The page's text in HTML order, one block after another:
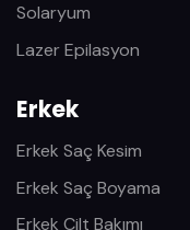
Solaryum
Lazer Epilasyon
Erkek
Erkek Saç Kesim
Erkek Saç Boyama
Erkek Cilt Bakımı